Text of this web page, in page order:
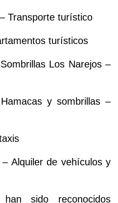
Transporte turístico
turísticos
Los Narejos –
y sombrillas –
Alquiler de vehículos y
han sido reconocidos